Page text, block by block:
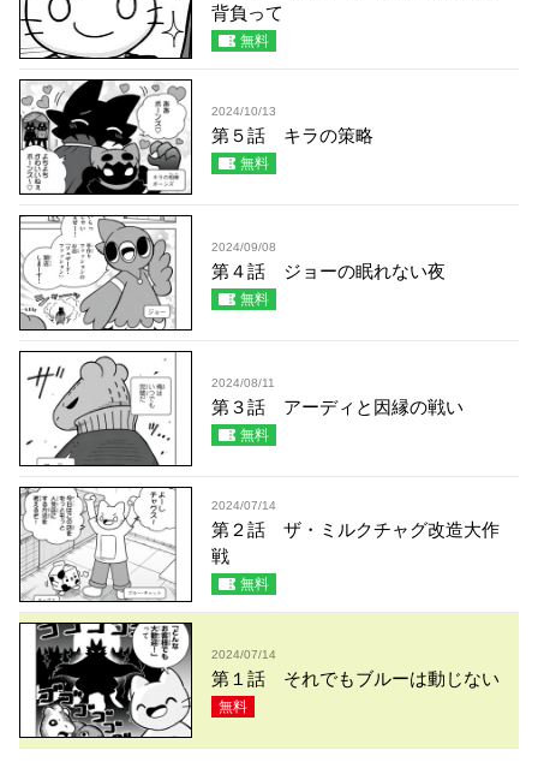
背負って
無料
2024/10/13
第５話 キラの策略
無料
2024/09/08
第４話 ジョーの眠れない夜
無料
2024/08/11
第３話 アーディと因縁の戦い
無料
2024/07/14
第２話 ザ・ミルクチャグ改造大作
戦
無料
2024/07/14
第１話 それでもブルーは動じない
無料